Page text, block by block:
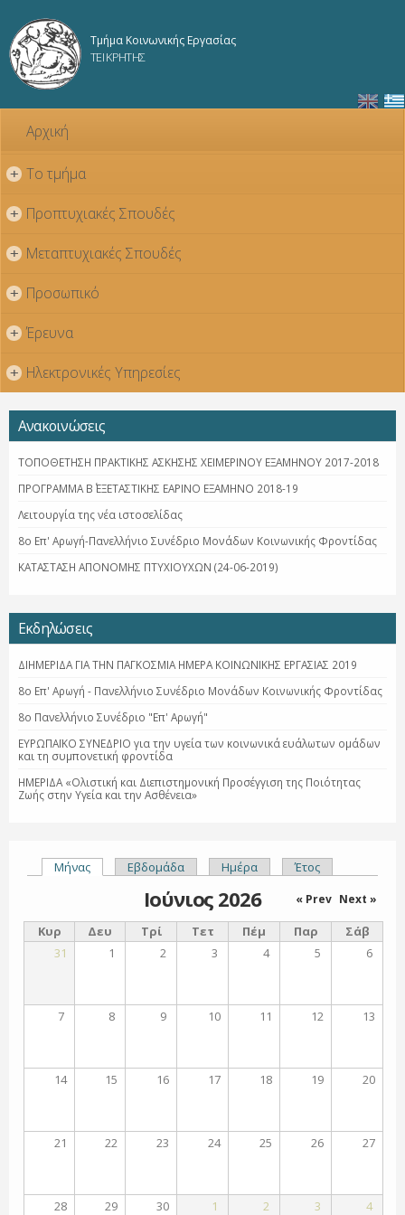
κυρίως
Τμήμα Κοινωνικής Εργασίας
ΤΕΙ ΚΡΗΤΗΣ
Αρχική
+ Το τμήμα
+ Προπτυχιακές Σπουδές
+ Μεταπτυχιακές Σπουδές
+ Προσωπικό
+ Έρευνα
+ Ηλεκτρονικές Υπηρεσίες
Ανακοινώσεις
ΤΟΠΟΘΕΤΗΣΗ ΠΡΑΚΤΙΚΗΣ ΑΣΚΗΣΗΣ ΧΕΙΜΕΡΙΝΟΥ ΕΞΑΜΗΝΟΥ 2017-2018
ΠΡΟΓΡΑΜΜΑ Β΄ ΕΞΕΤΑΣΤΙΚΗΣ ΕΑΡΙΝΟ ΕΞΑΜΗΝΟ 2018-19
Λειτουργία της νέα ιστοσελίδας
8ο Επ' Αρωγή-Πανελλήνιο Συνέδριο Μονάδων Κοινωνικής Φροντίδας
ΚΑΤΑΣΤΑΣΗ ΑΠΟΝΟΜΗΣ ΠΤΥΧΙΟΥΧΩΝ (24-06-2019)
Εκδηλώσεις
ΔΙΗΜΕΡΙΔΑ ΓΙΑ ΤΗΝ ΠΑΓΚΟΣΜΙΑ ΗΜΕΡΑ ΚΟΙΝΩΝΙΚΗΣ ΕΡΓΑΣΙΑΣ 2019
8ο Επ' Αρωγή - Πανελλήνιο Συνέδριο Μονάδων Κοινωνικής Φροντίδας
8ο Πανελλήνιο Συνέδριο "Επ' Αρωγή"
ΕΥΡΩΠΑΪΚΟ ΣΥΝΕΔΡΙΟ για την υγεία των κοινωνικά ευάλωτων ομάδων
και τη συμπονετική φροντίδα
ΗΜΕΡΙΔΑ «Ολιστική και Διεπιστημονική Προσέγγιση της Ποιότητας
Ζωής στην Υγεία και την Ασθένεια»
Πρωτεύουσες καρτέλες
Μήνας(ενεργή καρτέλα)
Εβδομάδα Ημέρα Έτος
Ιούνιος 2026 « Prev Next »
Κυρ Δευ Τρί Τετ Πέμ Παρ
Σάβ
31
1 2 3 4 5 6
7 8 9 10 11 12 13
14 15 16 17 18 19 20
21 22 23 24 25 26 27
28 29 30 1 2 3 4